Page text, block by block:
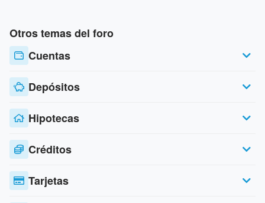
Otros temas del foro
Cuentas
Depósitos
Hipotecas
Créditos
Tarjetas